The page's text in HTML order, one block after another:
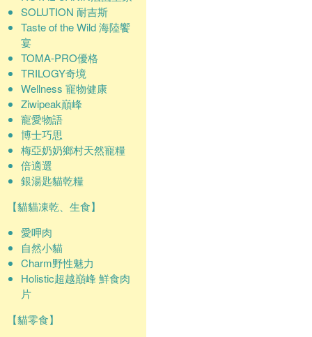
SOLUTION 耐吉斯
Taste of the Wild 海陸饗
宴
TOMA-PRO優格
TRILOGY奇境
Wellness 寵物健康
Ziwipeak巔峰
寵愛物語
博士巧思
梅亞奶奶鄉村天然寵糧
倍適選
銀湯匙貓乾糧
【貓貓凍乾、生食】
愛呷肉
自然小貓
Charm野性魅力
Holistic超越巔峰 鮮食肉
片
【貓零食】